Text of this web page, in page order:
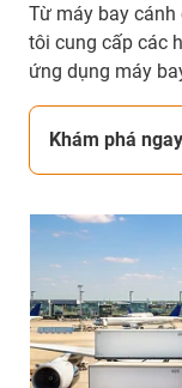
Từ máy bay
tôi cung cấp các
ứng dụng máy
Khám phá ngay